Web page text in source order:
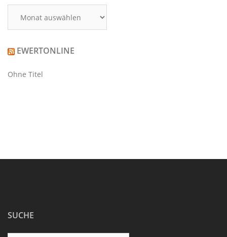
EWERTONLINE
Ohne Titel
SUCHE